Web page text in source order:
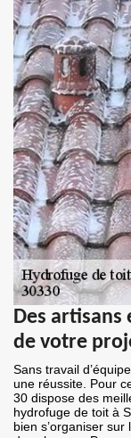
Des artisans
de votre
Sans travail
une réussite. Pour
30 dispose des
hydrofuge de toit à
bien s’organiser